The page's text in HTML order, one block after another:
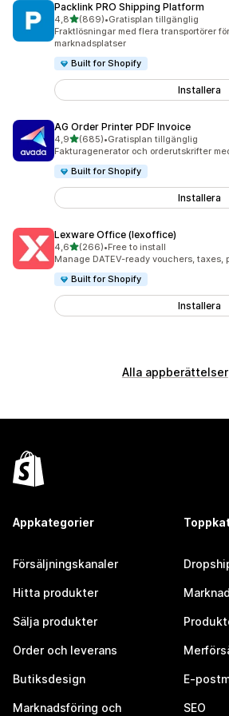
Packlink PRO Shipping Platform
4,8av 5 stjärnor
(869)
869 recensioner totalt
•Gratisplan tillgänglig
Fraktlösningar med flera transportörer
marknadsplatser
Built for Shopify
Installera
AG Order Printer PDF Invoice
4,9av 5 stjärnor
(685)
685 recensioner totalt
•Gratisplan tillgänglig
Fakturagenerator och orderutskrifter
Built for Shopify
Installera
Lexware Office (lexoffice)
4,6av 5 stjärnor
(266)
266 recensioner totalt
•Free to install
Manage DATEV-ready vouchers, taxes,
Built for Shopify
Installera
Alla appberättelser
Appkategorier
Försäljningskanaler
Hitta produkter
Sälja produkter
Order och leverans
Butiksdesign
Marknadsföring och
E-
SEO